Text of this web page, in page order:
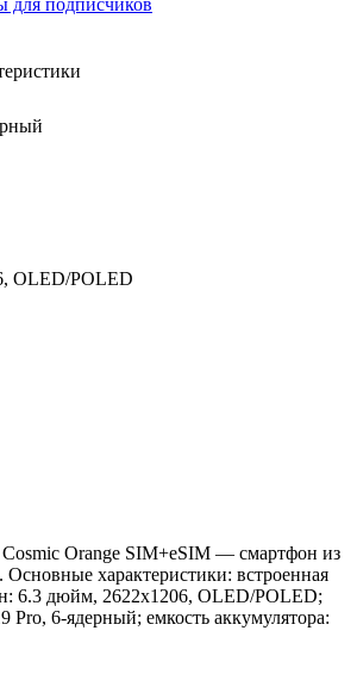
OLED/POLED
Cosmic Orange SIM+eSIM — смартфон из
Основные характеристики: встроенная
6.3 дюйм, 2622x1206, OLED/POLED;
Pro, 6-ядерный; емкость аккумулятора: